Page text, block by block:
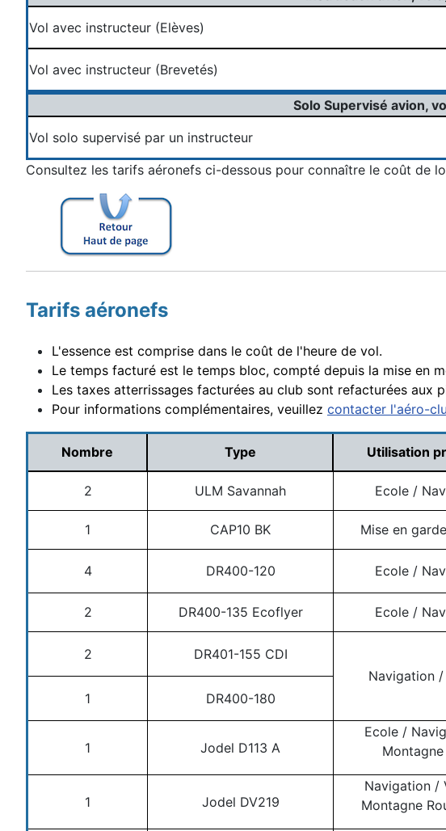
Vol avec instructeur (Elèves)
Vol avec instructeur (Brevetés)
Solo Supervisé avion,
Vol solo supervisé par un instructeur
Consultez les tarifs aéronefs ci-dessous pour connaître le coût de
Tarifs aéronefs
L'essence est comprise dans le coût de l'heure de vol.
Le temps facturé est le temps bloc, compté depuis la mise en
Les taxes atterrissages facturées au club sont refacturées aux
Pour informations complémentaires, veuillez contacter l'aéro-
Nombre Type Utilisation
2 ULM Savannah Ecole /
1 CAP10 BK Mise en
4 DR400-120 Ecole /
2 DR400-135 Ecoflyer Ecole /
2
DR401-155 CDI
Navigation
1 DR400-180
1 Jodel D113 A
Ecole /
Montagne
1 Jodel DV219
Navigation /
Montagne